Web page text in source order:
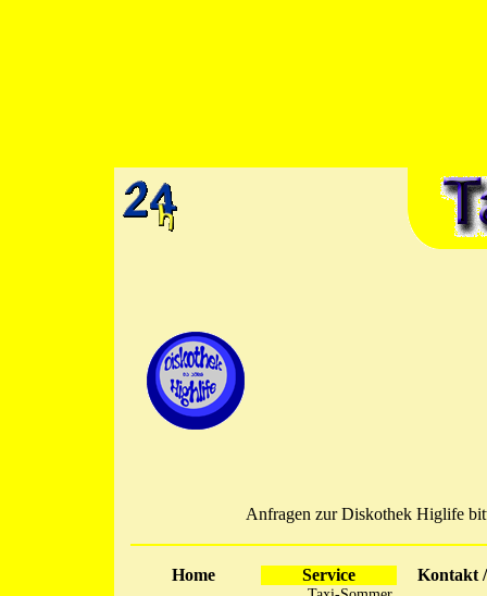
Anfragen zur Diskothek Higlife
Home Service Kontakt